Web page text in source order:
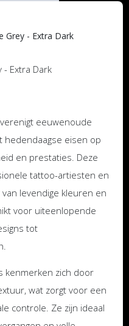
Grey - Extra Dark
- Extra Dark
eeuwenoude
hedendaagse eisen op
en prestaties. Deze
tattoo-artiesten en
levendige kleuren en
voor uiteenlopende
tot
kenmerken zich door
wat zorgt voor een
controle. Ze zijn ideaal